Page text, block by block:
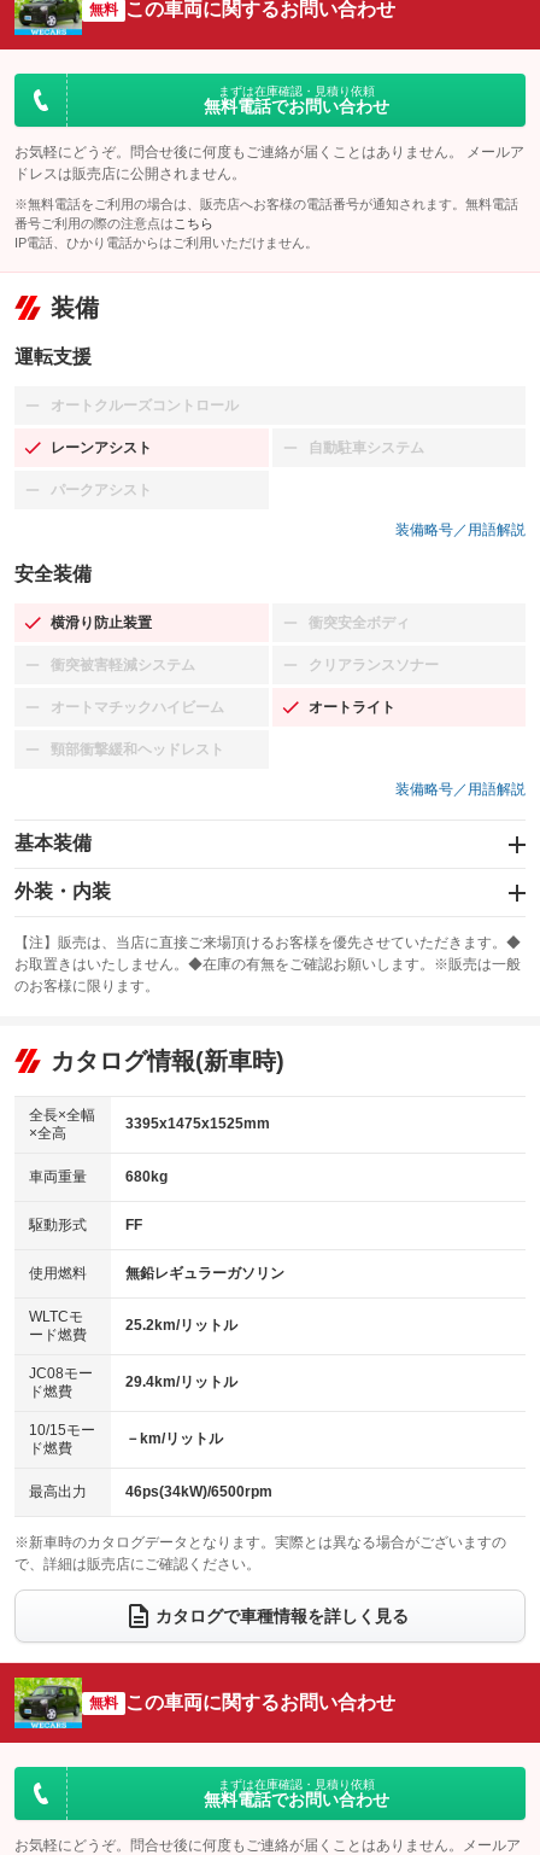
無料 この車両に関するお問い合わせ
まずは在庫確認・見積り依頼
無料電話でお問い合わせ
お気軽にどうぞ。問合せ後に何度もご連絡が届くことはありません。 メールア
ドレスは販売店に公開されません。
※無料電話をご利用の場合は、販売店へお客様の電話番号が通知されます。無料電話
番号ご利用の際の注意点は こちら
IP電話、ひかり電話からはご利用いただけません。
装備
運転支援
オートクルーズコントロール
：装備なし
レーンアシスト
：装備あり 自動駐車システム
：装備なし
パークアシスト
：装備なし
装備略号／用語解説
安全装備
横滑り防止装置
：装備あり 衝突安全ボディ
：装備なし
衝突被害軽減システム
：装備なし クリアランスソナー
：装備なし
オートマチックハイビーム
：装備なし オートライト
：装備あり
頸部衝撃緩和ヘッドレスト
：装備なし
装備略号／用語解説
基本装備
エアバッグ：運転席/助手席/サイド
：装備あり
：装備なし
サンルーフ
：装備なし ABS
リフトアップ
：装備なし
：装備なし
パワーウィンドウ
アイドリングストップ
：装備あり
USB入力端子
：装備なし
100V電源
：装備なし
センターデフロック
：装備なし
電動格納ミラー
：装備あり
外装・内装
カーナビ
：装備なし
TV
：装備なし
ビジュアル
：装備なし
：装備なし
革シート
キーレス
HID(キセノンライト)
：装備なし
バックカメラ
：装備なし
エアロ
：装備なし
：装備なし
パワーシート
ベンチシート
：装備なし
チップアップシート
：装備なし
：装備なし ：装備あり
ウォークスルー
：装備なし
電動リアゲート フロントカメラ
：装備なし
：装備なし ：装備なし
サイドカメラ
：装備なし ルーフレール
：装備なし
：装備なし
：装備なし
【注】販売は、当店に直接ご来場頂けるお客様を優先させていただきます。◆
お取置きはいたしません。◆在庫の有無をご確認お願いします。※販売は一般
のお客様に限ります。
カタログ情報(新車時)
全長×全幅
×全高
3395x1475x1525mm
車両重量 680kg
駆動形式 FF
使用燃料 無鉛レギュラーガソリン
WLTCモ
ード燃費
25.2km/リットル
JC08モー
ド燃費
29.4km/リットル
10/15モー
ド燃費
－km/リットル
最高出力 46ps(34kW)/6500rpm
※新車時のカタログデータとなります。実際とは異なる場合がございますの
で、詳細は販売店にご確認ください。
カタログで車種情報を詳しく見る
無料 この車両に関するお問い合わせ
まずは在庫確認・見積り依頼
無料電話でお問い合わせ
お気軽にどうぞ。問合せ後に何度もご連絡が届くことはありません。メールア